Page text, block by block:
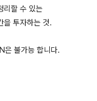
리할 수 있는
을 투자하는 것.
은 불가능 합니다.